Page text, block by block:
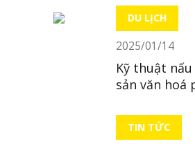
DU LỊCH
2025/01/14
Kỹ thuật
sản văn hoá
TIN TỨC